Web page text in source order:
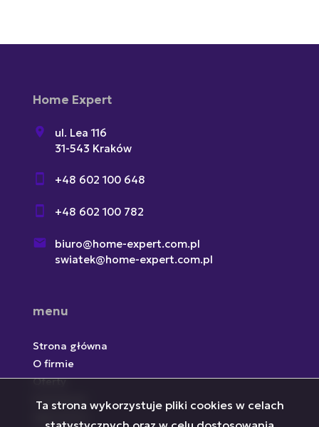
Home Expert
ul. Lea 116
31-543 Kraków
+48 602 100 648
+48 602 100 782
biuro@home-expert.com.pl
swiatek@home-expert.com.pl
menu
Strona główna
O firmie
Oferty
Inwestycje
Ta strona wykorzystuje pliki cookies w celach